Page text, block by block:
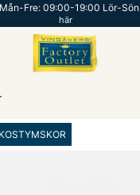
Fre: 09:00-19:00 Lör-
här
KOSTYMSKOR